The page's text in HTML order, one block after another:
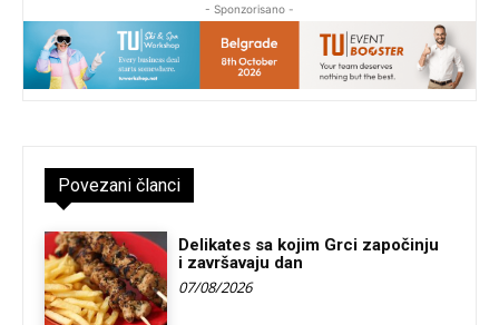
- Sponzorisano -
Povezani članci
Delikates sa kojim Grci započinju
i završavaju dan
07/08/2026